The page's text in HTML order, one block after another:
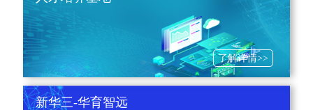
了解详情>>
新华三-华育智远